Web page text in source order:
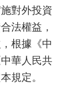
對外投資
法權益，
根據《中
華人民共
規定。